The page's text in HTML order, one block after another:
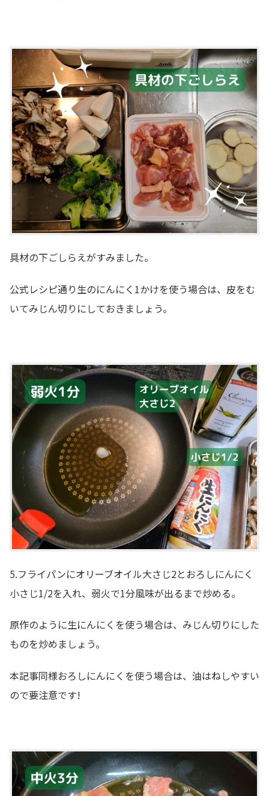
具材の下ごしらえがすみました。
公式レシピ通り生のにんにく1かけを使う場合は、皮をむ
いてみじん切りにしておきましょう。
5.フライパンにオリーブオイル大さじ2とおろしにんにく
小さじ1/2を入れ、弱火で1分風味が出るまで炒める。
原作のように生にんにくを使う場合は、みじん切りにした
ものを炒めましょう。
本記事同様おろしにんにくを使う場合は、油はねしやすい
ので要注意です!